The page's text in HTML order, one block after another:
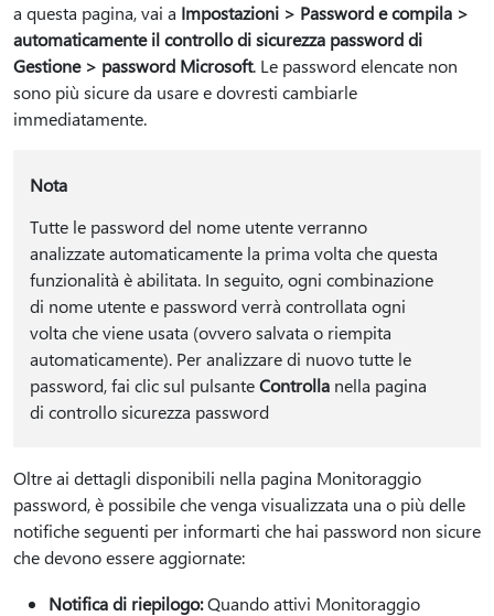
a questa pagina, vai a Impostazioni > Password e compila >
automaticamente il controllo di sicurezza password di
Gestione > password Microsoft. Le password elencate non
sono più sicure da usare e dovresti cambiarle
immediatamente.
Nota
Tutte le password del nome utente verranno
analizzate automaticamente la prima volta che questa
funzionalità è abilitata. In seguito, ogni combinazione
di nome utente e password verrà controllata ogni
volta che viene usata (ovvero salvata o riempita
automaticamente). Per analizzare di nuovo tutte le
password, fai clic sul pulsanteControllanella pagina
di controllo sicurezza password
Oltre ai dettagli disponibili nella pagina Monitoraggio
password, è possibile che venga visualizzata una o più delle
notifiche seguenti per informarti che hai password non sicure
che devono essere aggiornate:
Notifica di riepilogo:Quando attivi Monitoraggio